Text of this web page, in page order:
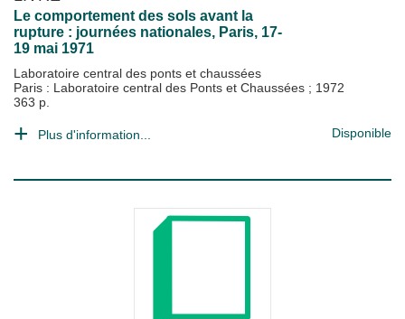
Le comportement des sols avant la
rupture : journées nationales, Paris, 17-
19 mai 1971
Laboratoire central des ponts et chaussées
Paris : Laboratoire central des Ponts et Chaussées ; 1972
363 p.
Plus d'information... Disponible